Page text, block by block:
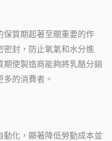
保質期起著至關重要的作
密封，防止氧氣和水分進
期使製造商能夠將乳酪分銷
的消費者。
動化，顯著降低勞動成本並